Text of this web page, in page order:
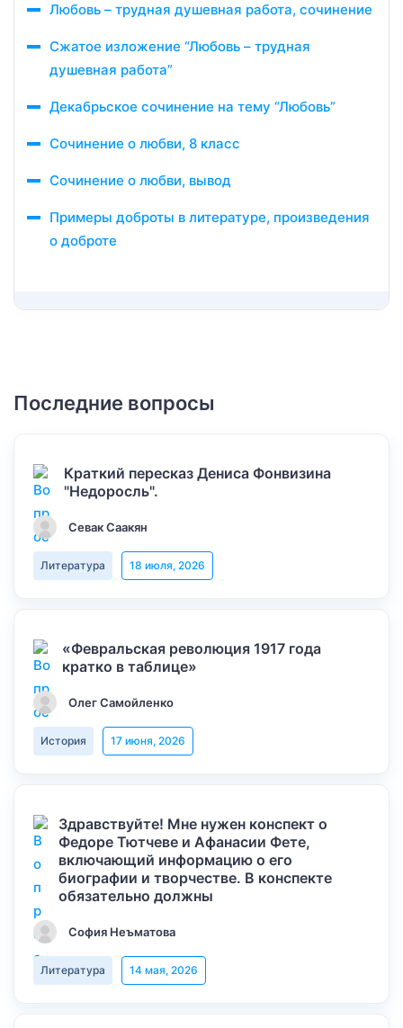
Любовь – трудная душевная работа, сочинение
Сжатое изложение “Любовь – трудная
душевная работа”
Декабрьское сочинение на тему “Любовь”
Сочинение о любви, 8 класс
Сочинение о любви, вывод
Примеры доброты в литературе, произведения
о доброте
Последние вопросы
Краткий пересказ Дениса Фонвизина
"Недоросль".
Севак Саакян
Литература 18 июля, 2026
«Февральская революция 1917 года
кратко в таблице»
Олег Самойленко
История 17 июня, 2026
Здравствуйте! Мне нужен конспект о
Федоре Тютчеве и Афанасии Фете,
включающий информацию о его
биографии и творчестве. В конспекте
обязательно должны
София Неъматова
Литература 14 мая, 2026